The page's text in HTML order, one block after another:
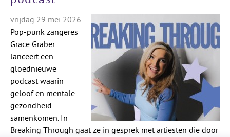
vrijdag 29 mei 2026
Pop-punk zangeres
Grace Graber
lanceert een
gloednieuwe
podcast waarin
geloof en mentale
gezondheid
samenkomen. In
Breaking Through gaat ze in gesprek met artiesten die door